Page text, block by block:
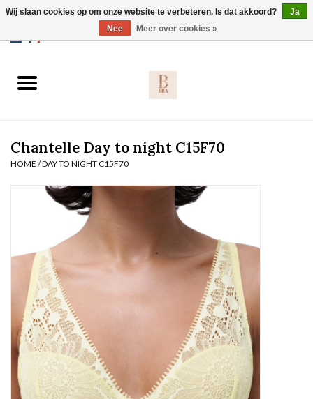
Slip
Solden
Homewear
Badmode
Lingerie-accessoires
Chantelle Day to night C15F70
HOME /DAY TO NIGHT C15F70
Wij slaan cookies op om onze website te verbeteren. Is dat akkoord?
Ja
Nee
Meer over cookies »
Webshop werkt met EU maten. .